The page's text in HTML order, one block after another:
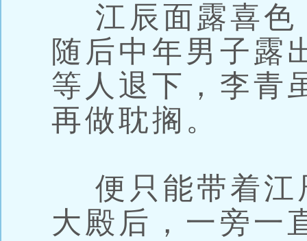
江辰面露喜色
随后中年男子露
等人退下，李青
再做耽搁。
便只能带着江
大殿后，一旁一